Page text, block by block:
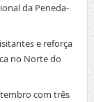
da Peneda-
e reforça
no Norte do
com três